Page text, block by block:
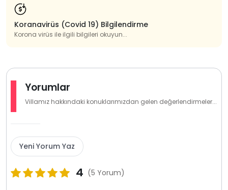
Koranavirüs (Covid 19) Bilgilendirme
Korona virüs ile ilgili bilgileri okuyun...
Yorumlar
Villamız hakkındaki konuklarımızdan gelen değerlendirmeler...
Yeni Yorum Yaz
4 (5 Yorum)